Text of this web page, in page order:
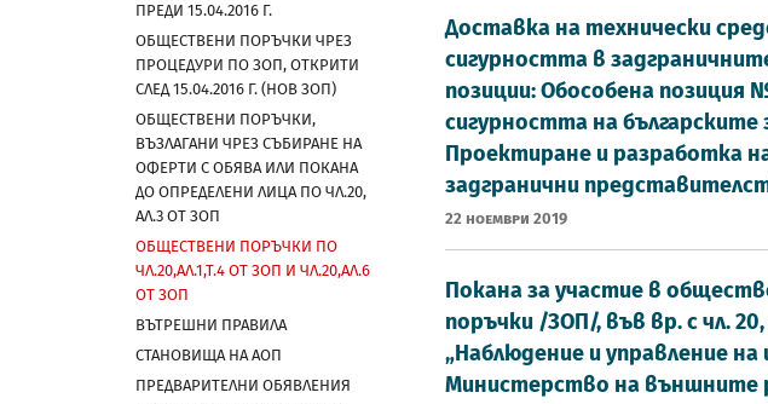
ПРЕДИ 15.04.2016 Г.
ОБЩЕСТВЕНИ ПОРЪЧКИ ЧРЕЗ
ПРОЦЕДУРИ ПО ЗОП, ОТКРИТИ
СЛЕД 15.04.2016 Г. (НОВ ЗОП)
ОБЩЕСТВЕНИ ПОРЪЧКИ,
ВЪЗЛАГАНИ ЧРЕЗ СЪБИРАНЕ НА
ОФЕРТИ С ОБЯВА ИЛИ ПОКАНА
ДО ОПРЕДЕЛЕНИ ЛИЦА ПО ЧЛ.20,
АЛ.3 ОТ ЗОП
ОБЩЕСТВЕНИ ПОРЪЧКИ ПО
ЧЛ.20,АЛ.1,Т.4 ОТ ЗОП И ЧЛ.20,АЛ.6
ОТ ЗОП
ВЪТРЕШНИ ПРАВИЛА
СТАНОВИЩА НА АОП
ПРЕДВАРИТЕЛНИ ОБЯВЛЕНИЯ
Доставка на технически
сигурността в
позиции: Обособена позиция
сигурността на
Проектиране и разработка
задгранични
22 Ноември 2019
Покана за участие в
поръчки /ЗОП/, във вр. с чл.
„Наблюдение и управление
Министерство на външните